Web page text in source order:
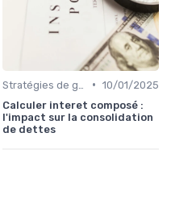
• 10/01/2025
Calculer interet composé :
l'impact sur la consolidation
de dettes